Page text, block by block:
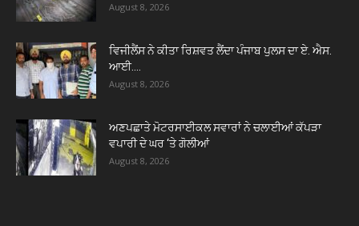
August 8, 2026
ਵਿਜੀਲੈਂਸ ਨੇ ਕੀਤਾ ਰਿਸ਼ਵਤ ਲੈਂਦਾ ਪੰਜਾਬ ਪੁਲਸ ਦਾ ਏ. ਐਸ.
ਆਈ....
August 8, 2026
ਅਣਪਛਾਤੇ ਮੋਟਰਸਾਈਕਲ ਸਵਾਰਾਂ ਨੇ ਚਲਾਈਆਂ ਕੱਪੜਾ
ਵਪਾਰੀ ਦੇ ਘਰ ‘ਤੇ ਗੋਲੀਆਂ
August 8, 2026